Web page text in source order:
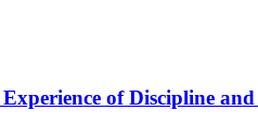
of Discipline